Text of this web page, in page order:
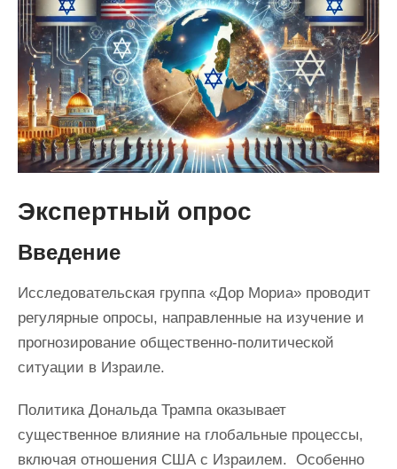
Экспертный опрос
Введение
Исследовательская группа «Дор Мориа» проводит
регулярные опросы, направленные на изучение и
прогнозирование общественно-политической
ситуации в Израиле.
Политика Дональда Трампа оказывает
существенное влияние на глобальные процессы,
включая отношения США с Израилем. Особенно